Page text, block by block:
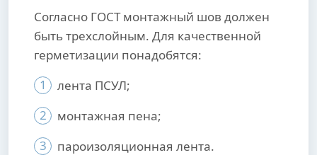
Согласно ГОСТ монтажный шов должен
быть трехслойным. Для качественной
герметизации понадобятся:
1
лента ПСУЛ;
2
монтажная пена;
3
пароизоляционная лента.